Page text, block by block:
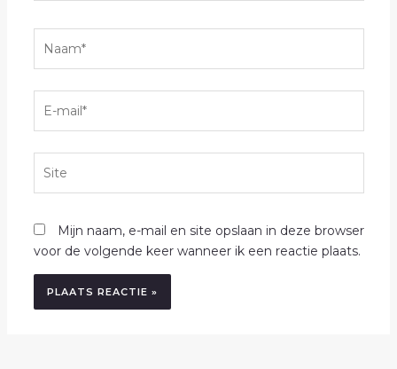
mail*
Mijn naam, e-mail en site opslaan in deze browser
voor de volgende keer wanneer ik een reactie plaats.